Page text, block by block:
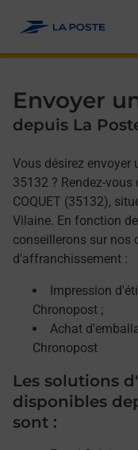
Envoyer
depuis La
Vous désirez envoyer
35132 ? Rendez-
COQUET (35132),
Vilaine. En fonction
conseillerons sur nos
d'affranchissement :
Impression
Chronopost ;
Achat
Chronopost
Les solutions
disponibles
sont :